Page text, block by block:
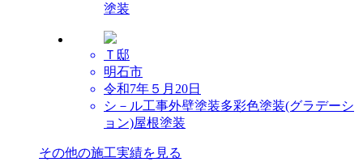
塗装
Ｔ邸
明石市
令和7年５月20日
シ－ル工事外壁塗装多彩色塗装(グラデーシ
ョン)屋根塗装
その他の施工実績を見る